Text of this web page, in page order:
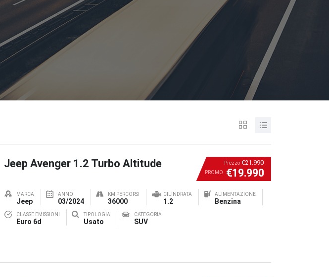
Prezzo €21.990
PROMO €19.990
Jeep Avenger 1.2 Turbo Altitude
MARCA
Jeep
ANNO
03/2024
KM PERCORSI
36000
CILINDRATA
1.2
ALIMENTAZIONE
Benzina
CLASSE EMISSIONI
Euro 6d
TIPOLOGIA
Usato
CATEGORIA
SUV